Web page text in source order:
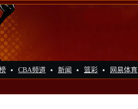
CBA频道 新闻 篮彩 网易体育